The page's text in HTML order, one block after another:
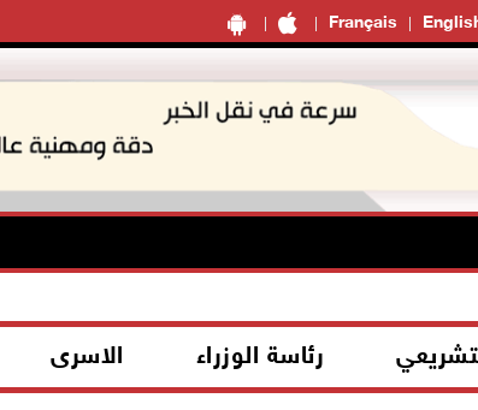
Français
رئاسة الوزراء الاسرى